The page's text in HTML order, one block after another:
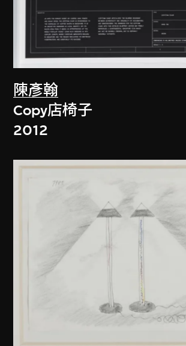
陳彥翰
Copy店椅子
2012